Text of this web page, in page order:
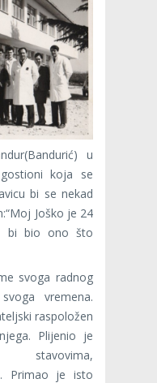
u
koja se
bi se nekad
Joško je 24
bi bio ono što
svoga radnog
vremena.
raspoložen
Plijenio je
stavovima,
Primao je isto